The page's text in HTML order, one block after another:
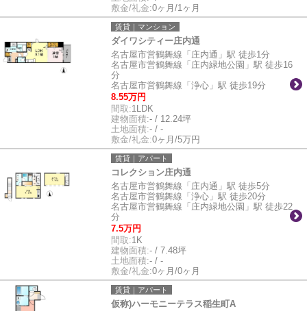
敷金/礼金:0ヶ月/1ヶ月
賃貸｜マンション
ダイワシティー庄内通
名古屋市営鶴舞線「庄内通」駅 徒歩1分
名古屋市営鶴舞線「庄内緑地公園」駅 徒歩16
分
名古屋市営鶴舞線「浄心」駅 徒歩19分
8.55万円
間取:1LDK
建物面積:- / 12.24坪
土地面積:- / -
敷金/礼金:0ヶ月/5万円
賃貸｜アパート
コレクション庄内通
名古屋市営鶴舞線「庄内通」駅 徒歩5分
名古屋市営鶴舞線「浄心」駅 徒歩20分
名古屋市営鶴舞線「庄内緑地公園」駅 徒歩22
分
7.5万円
間取:1K
建物面積:- / 7.48坪
土地面積:- / -
敷金/礼金:0ヶ月/0ヶ月
賃貸｜アパート
仮称)ハーモニーテラス稲生町A